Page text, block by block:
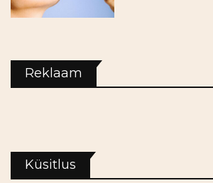
Reklaam
Küsitlus